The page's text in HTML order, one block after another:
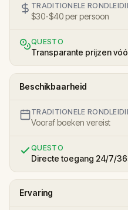
TRADITIONELE
$30-$40 per persoon
QUESTO
Transparante prijzen
Beschikbaarheid
TRADITIONELE
Vooraf boeken vereist
QUESTO
Directe toegang 24/7/
Ervaring